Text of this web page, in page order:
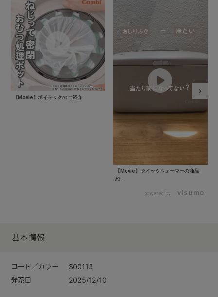
【Movie】ポイテックのご紹介
【Movie】クイックウォーマーの商品
紹...
powered by
基本情報
コード／カラー
S00113
発売日
2025/12/10